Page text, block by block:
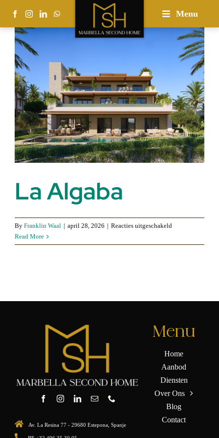
content
Menu
La Algaba
By Franklin Waal | april 28, 2026 | Reacties uitgeschakeld
Algaba
Read More
Av. La Resina 77 - 29680 Estepona, Spanje
Menu
Home
Aanbod
Diensten
Over Ons
Blog
Contact